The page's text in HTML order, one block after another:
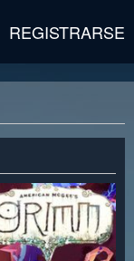
REGISTRARSE